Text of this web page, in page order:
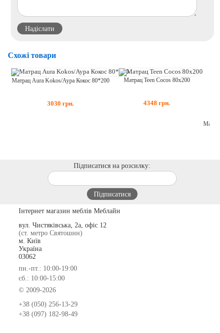
Схожі товари
Матрац Aura Kokos/Аура Кокос 80*200
3030 грн.
Матрац Teen Cocos 80x200
4348 грн.
Підписатися на розсилку:
Інтернет магазин меблів Меблайн
вул. Чистяківська, 2а, офіс 12
(ст. метро Святошин)
м. Київ
Україна
03062
пн.-пт.: 10:00-19:00
сб.: 10:00-15:00
© 2009-2026
+38 (050) 256-13-29
+38 (097) 182-98-49